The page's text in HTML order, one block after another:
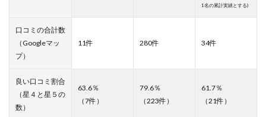
1名の累計実績とする)
口コミの合計数
（Googleマッ
プ）
11件 280件 34件
良い口コミ割合
（星４と星５の
数）
63.6％
（7件）
79.6％
（223件）
61.7％
（21件）